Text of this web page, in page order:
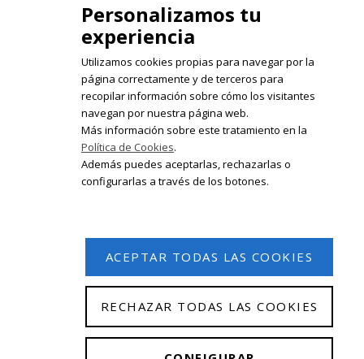
Registrate en nuestro boletín de
noticias
© 2026 Isabel Olleta. Todos los derechos reservados.
Personalizamos tu
experiencia
Utilizamos cookies propias para navegar por la
página correctamente y de terceros para
recopilar información sobre cómo los visitantes
navegan por nuestra página web.
Más información sobre este tratamiento en la
Política de Cookies.
Además puedes aceptarlas, rechazarlas o
configurarlas a través de los botones.
ACEPTAR TODAS LAS COOKIES
RECHAZAR TODAS LAS COOKIES